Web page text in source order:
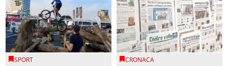
SPORT CRONACA